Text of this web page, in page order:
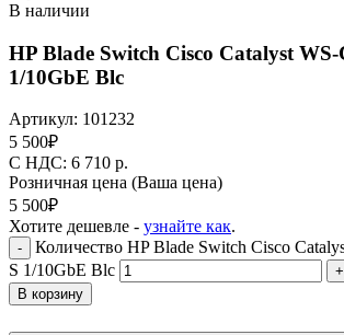
В наличии
HP Blade Switch Cisco Catalyst WS-
1/10GbE Blc
Артикул: 101232
5 500₽
C НДС: 6 710 р.
Розничная цена (Ваша цена)
5 500₽
Хотите дешевле - узнайте как.
-
Количество HP Blade Switch Cisco
S 1/10GbE Blc
+
В корзину